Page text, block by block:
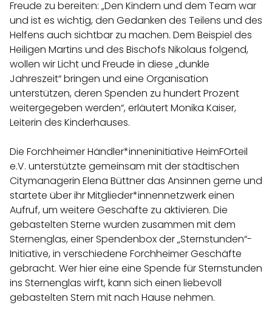
Freude zu bereiten: „Den Kindern und dem Team war
und ist es wichtig, den Gedanken des Teilens und des
Helfens auch sichtbar zu machen. Dem Beispiel des
Heiligen Martins und des Bischofs Nikolaus folgend,
wollen wir Licht und Freude in diese „dunkle
Jahreszeit“ bringen und eine Organisation
unterstützen, deren Spenden zu hundert Prozent
weitergegeben werden“, erläutert Monika Kaiser,
Leiterin des Kinderhauses.
Die Forchheimer Händler*inneninitiative HeimFOrteil
e.V. unterstützte gemeinsam mit der städtischen
Citymanagerin Elena Büttner das Ansinnen gerne und
startete über ihr Mitglieder*innennetzwerk einen
Aufruf, um weitere Geschäfte zu aktivieren. Die
gebastelten Sterne wurden zusammen mit dem
Sternenglas, einer Spendenbox der „Sternstunden“-
Initiative, in verschiedene Forchheimer Geschäfte
gebracht. Wer hier eine eine Spende für Sternstunden
ins Sternenglas wirft, kann sich einen liebevoll
gebastelten Stern mit nach Hause nehmen.